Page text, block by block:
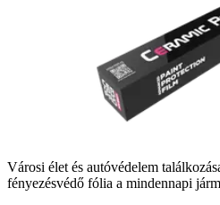
Városi élet és autóvédelem
fényezésvédő fólia a mindennapi